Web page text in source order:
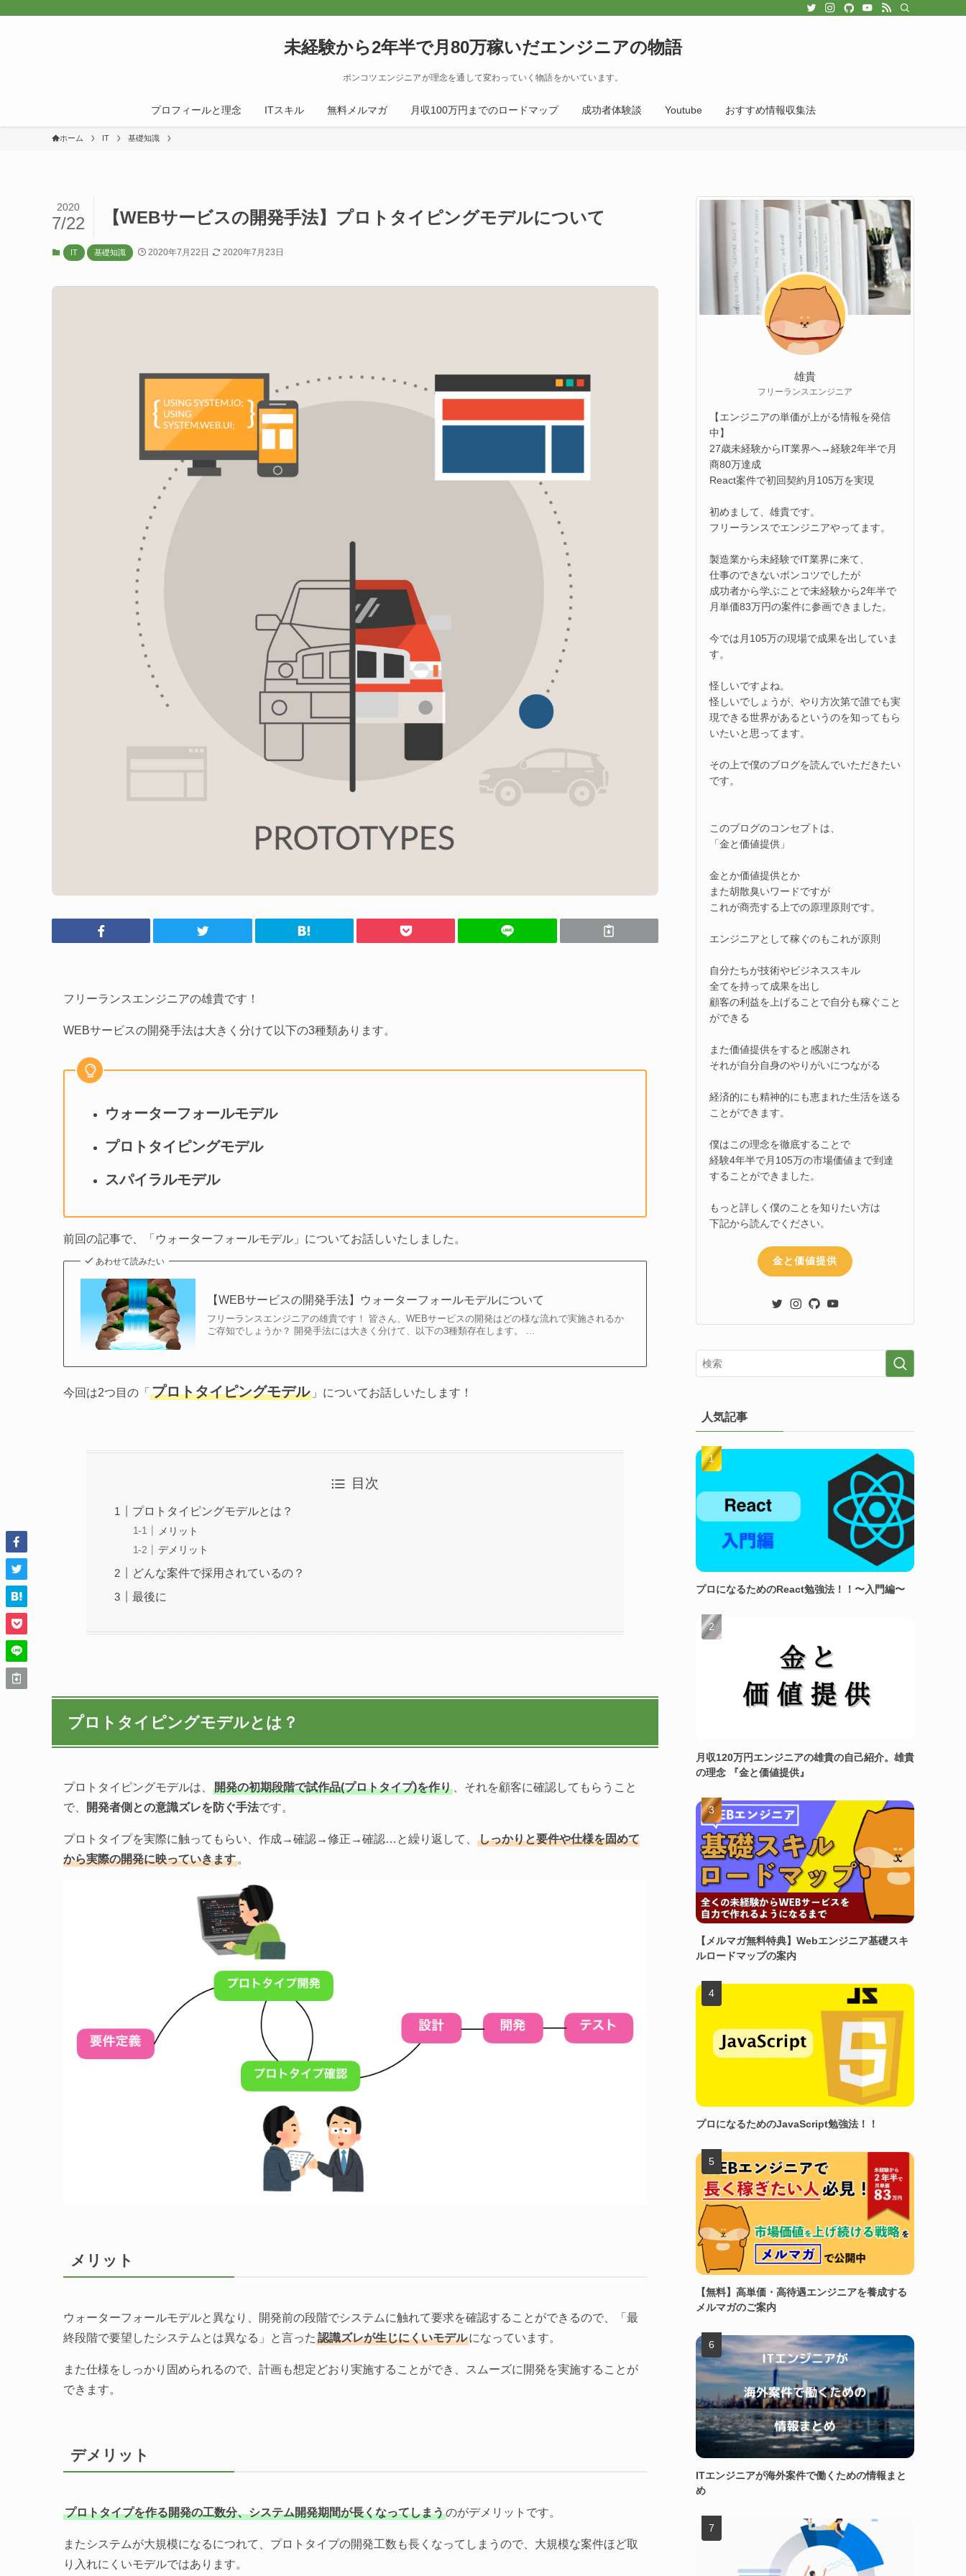
未経験から2年半で月80万稼いだエンジニアの物語
ポンコツエンジニアが理念を通して変わっていく物語をかいています。
プロフィールと理念 ITスキル 無料メルマガ 月収100万円までのロードマップ 成功者体験談 Youtube おすすめ情報収集法
ホーム IT 基礎知識
【WEBサービスの開発手法】プロトタイピングモデルについて
2020
7/22
IT 基礎知識 2020年7月22日 2020年7月23日
フリーランスエンジニアの雄貴です！
WEBサービスの開発手法は大きく分けて以下の3種類あります。
ウォーターフォールモデル
プロトタイピングモデル
スパイラルモデル
前回の記事で、「ウォーターフォールモデル」についてお話しいたしました。
あわせて読みたい
【WEBサービスの開発手法】ウォーターフォールモデルについて
フリーランスエンジニアの雄貴です！ 皆さん、WEBサービスの開発はどの様な流れで実施されるか
ご存知でしょうか？ 開発手法には大きく分けて、以下の3種類存在します。 ...
今回は2つ目の「 プロトタイピングモデル 」についてお話しいたします！
目次
プロトタイピングモデルとは？
メリット
デメリット
どんな案件で採用されているの？
最後に
プロトタイピングモデルとは？
プロトタイピングモデルは、 開発の初期段階で試作品(プロトタイプ)を作り
、それを顧客に確認してもらうこと
で、
開発者側との意識ズレを防ぐ手法です。
プロトタイプを実際に触ってもらい、作成→確認→修正→確認…と繰り返して、
しっかりと要件や仕様を固めて
から実際の開発に映っていきます 。
メリット
ウォーターフォールモデルと異なり、開発前の段階でシステムに触れて要求を確認することができるので、「最
終段階で要望したシステムとは異なる」と言った 認識ズレが生じにくいモデルになっています。
また仕様をしっかり固められるので、計画も想定どおり実施することができ、スムーズに開発を実施することが
できます。
デメリット
プロトタイプを作る開発の工数分、システム開発期間が長くなってしまうのがデメリットです。
またシステムが大規模になるにつれて、プロトタイプの開発工数も長くなってしまうので、大規模な案件ほど取
り入れにくいモデルではあります。
雄貴
フリーランスエンジニア
【エンジニアの単価が上がる情報を発信
中】
27歳未経験からIT業界へ→経験2年半で月
商80万達成
React案件で初回契約月105万を実現
初めまして、雄貴です。
フリーランスでエンジニアやってます。
製造業から未経験でIT業界に来て、
仕事のできないポンコツでしたが
成功者から学ぶことで未経験から2年半で
月単価83万円の案件に参画できました。
今では月105万の現場で成果を出していま
す。
怪しいですよね。
怪しいでしょうが、やり方次第で誰でも実
現できる世界があるというのを知ってもら
いたいと思ってます。
その上で僕のブログを読んでいただきたい
です。
このブログのコンセプトは、
「金と価値提供」
金とか価値提供とか
また胡散臭いワードですが
これが商売する上での原理原則です。
エンジニアとして稼ぐのもこれが原則
自分たちが技術やビジネススキル
全てを持って成果を出し
顧客の利益を上げることで自分も稼ぐこと
ができる
また価値提供をすると感謝され
それが自分自身のやりがいにつながる
経済的にも精神的にも恵まれた生活を送る
ことができます。
僕はこの理念を徹底することで
経験4年半で月105万の市場価値まで到達
することができました。
もっと詳しく僕のことを知りたい方は
下記から読んでください。
金と価値提供
人気記事
プロになるためのReact勉強法！！〜入門編〜
月収120万円エンジニアの雄貴の自己紹介。雄貴
の理念 『金と価値提供』
【メルマガ無料特典】Webエンジニア基礎スキ
ルロードマップの案内
プロになるためのJavaScript勉強法！！
【無料】高単価・高待遇エンジニアを養成する
メルマガのご案内
ITエンジニアが海外案件で働くための情報まと
め